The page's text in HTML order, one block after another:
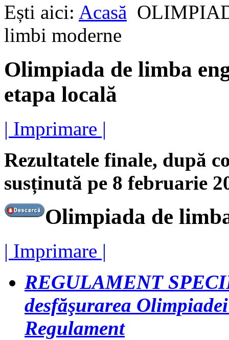
Ești aici: Acasă
limbi moderne
Olimpiada de limba
etapa locală
| Imprimare |
Rezultatele finale, după
susținută pe 8 februarie
Olimpiada de
| Imprimare |
REGULAMENT
desfăşurarea
Regulament